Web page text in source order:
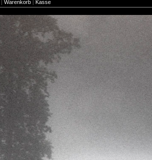
| Warenkorb | Kasse